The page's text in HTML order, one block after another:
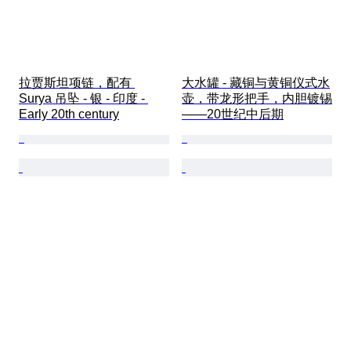
拉贾斯坦项链，配有
Surya 吊坠 - 银 - 印度 -
Early 20th century
大水罐 - 藏铜与黄铜仪式水
壶，带龙形把手，内胆镀锡
——20世纪中后期